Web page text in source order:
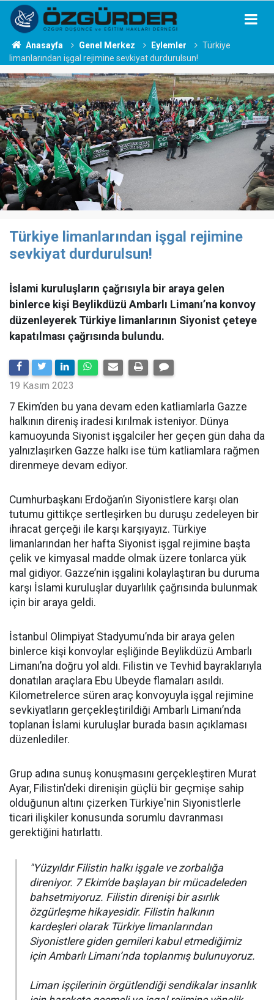
Anasayfa Genel Merkez Eylemler
Türkiye
limanlarından işgal rejimine sevkiyat durdurulsun!
Türkiye limanlarından işgal rejimine
sevkiyat durdurulsun!
İslami kuruluşların çağrısıyla bir araya gelen
binlerce kişi Beylikdüzü Ambarlı Limanı’na konvoy
düzenleyerek Türkiye limanlarının Siyonist çeteye
kapatılması çağrısında bulundu.
19 Kasım 2023
7 Ekim’den bu yana devam eden katliamlarla Gazze
halkının direniş iradesi kırılmak isteniyor. Dünya
kamuoyunda Siyonist işgalciler her geçen gün daha da
yalnızlaşırken Gazze halkı ise tüm katliamlara rağmen
direnmeye devam ediyor.
Cumhurbaşkanı Erdoğan’ın Siyonistlere karşı olan
tutumu gittikçe sertleşirken bu duruşu zedeleyen bir
ihracat gerçeği ile karşı karşıyayız. Türkiye
limanlarından her hafta Siyonist işgal rejimine başta
çelik ve kimyasal madde olmak üzere tonlarca yük
mal gidiyor. Gazze’nin işgalini kolaylaştıran bu duruma
karşı İslami kuruluşlar duyarlılık çağrısında bulunmak
için bir araya geldi.
İstanbul Olimpiyat Stadyumu’nda bir araya gelen
binlerce kişi konvoylar eşliğinde Beylikdüzü Ambarlı
Limanı’na doğru yol aldı. Filistin ve Tevhid bayraklarıyla
donatılan araçlara Ebu Ubeyde flamaları asıldı.
Kilometrelerce süren araç konvoyuyla işgal rejimine
sevkiyatların gerçekleştirildiği Ambarlı Limanı’nda
toplanan İslami kuruluşlar burada basın açıklaması
düzenlediler.
Grup adına sunuş konuşmasını gerçekleştiren Murat
Ayar, Filistin'deki direnişin güçlü bir geçmişe sahip
olduğunun altını çizerken Türkiye'nin Siyonistlerle
ticari ilişkiler konusunda sorumlu davranması
gerektiğini hatırlattı.
"Yüzyıldır Filistin halkı işgale ve zorbalığa
direniyor. 7 Ekim'de başlayan bir mücadeleden
bahsetmiyoruz. Filistin direnişi bir asırlık
özgürleşme hikayesidir. Filistin halkının
kardeşleri olarak Türkiye limanlarından
Siyonistlere giden gemileri kabul etmediğimiz
için Ambarlı Limanı’nda toplanmış bulunuyoruz.
Liman işçilerinin örgütlendiği sendikalar insanlık